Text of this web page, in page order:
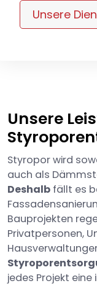
Unsere
Unsere
Styropor wird
auch als
Deshalb fällt es
Bauprojekten
Privatpersonen,
jedes Projekt eine